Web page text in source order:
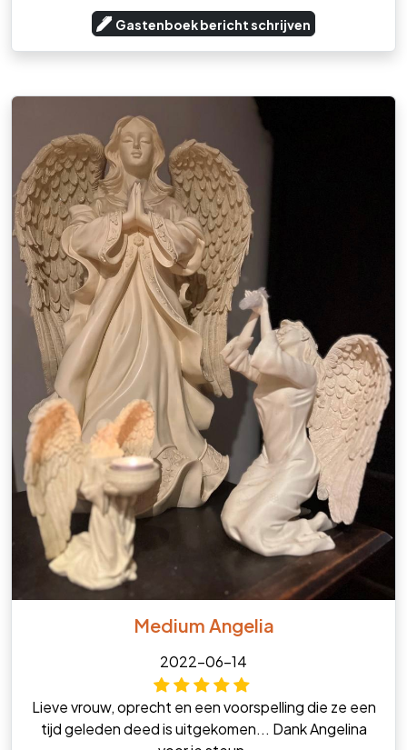
Gastenboek bericht schrijven
Medium Angelia
2022-06-14
Lieve vrouw, oprecht en een voorspelling die ze een
tijd geleden deed is uitgekomen... Dank Angelina